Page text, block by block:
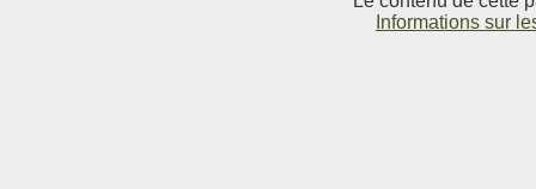
Informations sur